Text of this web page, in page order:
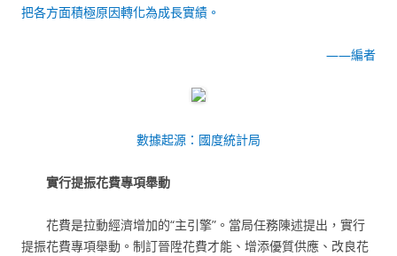
把各方面積極原因轉化為成長實績。
——編者
數據起源：國度統計局
實行提振花費專項舉動
花費是拉動經濟增加的“主引擎”。當局任務陳述提出，實行
提振花費專項舉動。制訂晉陞花費才能、增添優質供應、改良花